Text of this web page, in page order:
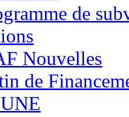
de
Nouvelles
de